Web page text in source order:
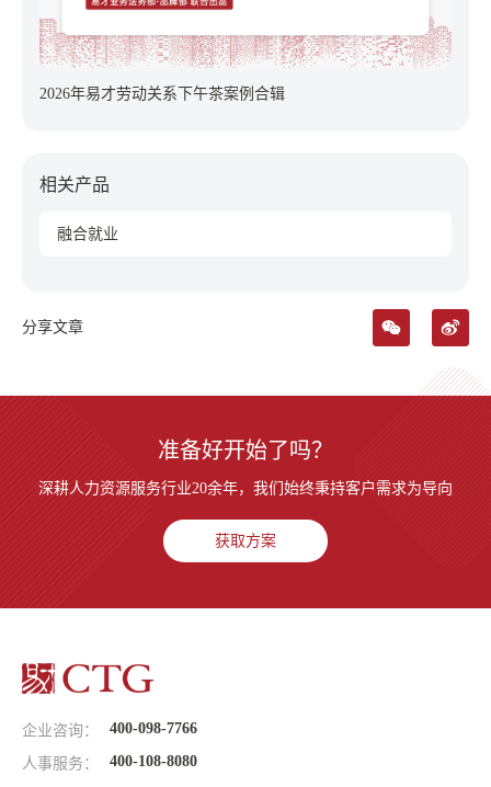
2026年易才劳动关系下午茶案例合辑
相关产品
融合就业
分享文章
准备好开始了吗？
深耕人力资源服务行业20余年，我们始终秉持客户需求为导向
获取方案
企业咨询： 400-098-7766
人事服务：
400-108-8080